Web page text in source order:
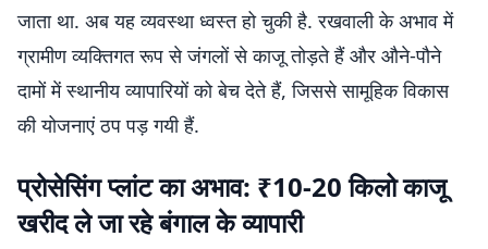
जाता था. अब यह व्यवस्था ध्वस्त हो चुकी है. रखवाली के अभाव में
ग्रामीण व्यक्तिगत रूप से जंगलों से काजू तोड़ते हैं और औने-पौने
दामों में स्थानीय व्यापारियों को बेच देते हैं, जिससे सामूहिक विकास
की योजनाएं ठप पड़ गयी हैं.
प्रोसेसिंग प्लांट का अभाव: ₹10-20 किलो काजू
खरीद ले जा रहे बंगाल के व्यापारी